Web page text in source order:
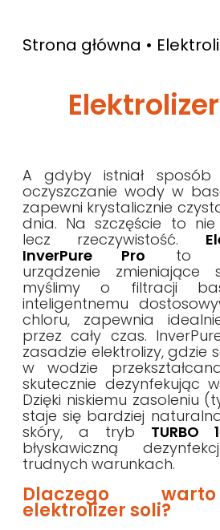
Strona główna •
A gdyby istniał sposób
oczyszczanie wody w
zapewni krystalicznie
dnia. Na szczęście to
lecz rzeczywistość.
InverPure Pro to
urządzenie
myślimy o filtracji
inteligentnemu
chloru, zapewnia
przez cały czas.
zasadzie elektrolizy, gdzie
w wodzie
skutecznie dezynfekując
Dzięki niskiemu zasoleniu
staje się bardziej
skóry, a tryb TURBO
błyskawiczną
trudnych warunkach.
Dlaczego
elektrolizer soli?